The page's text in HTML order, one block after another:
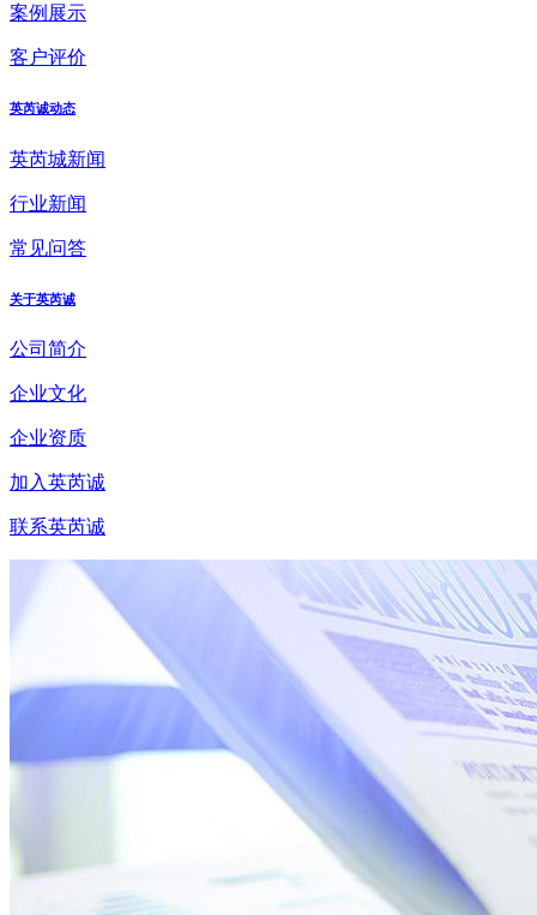
案例展示
客户评价
英芮诚动态
英芮城新闻
行业新闻
常见问答
关于英芮诚
公司简介
企业文化
企业资质
加入英芮诚
联系英芮诚